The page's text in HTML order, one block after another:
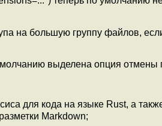
на большую группу файлов,
выделена опция отмены
для кода на языке Rust, а
Markdown;